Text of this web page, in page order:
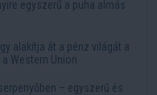
egyszerű a puha almás
alakítja át a pénz világát a
Western Union
– egyszerű és